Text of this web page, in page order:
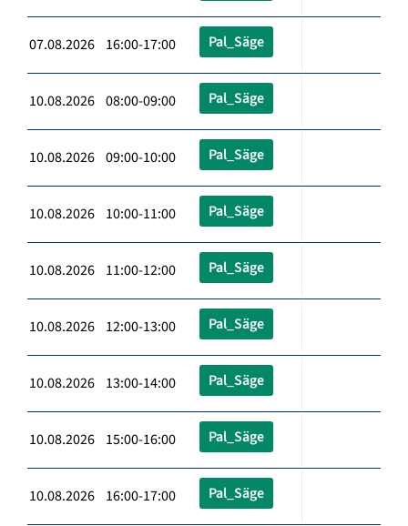
07.08.2026 16:00-17:00 Pal_Säge
10.08.2026 08:00-09:00 Pal_Säge
10.08.2026 09:00-10:00 Pal_Säge
10.08.2026 10:00-11:00 Pal_Säge
10.08.2026 11:00-12:00 Pal_Säge
10.08.2026 12:00-13:00 Pal_Säge
10.08.2026 13:00-14:00 Pal_Säge
10.08.2026 15:00-16:00 Pal_Säge
10.08.2026 16:00-17:00 Pal_Säge